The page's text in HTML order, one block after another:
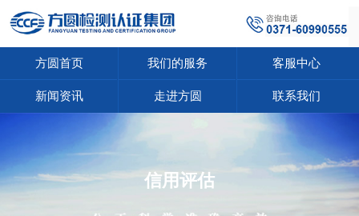
方圆首页 我们的服务 客服中心
新闻资讯 走进方圆 联系我们
信用评估